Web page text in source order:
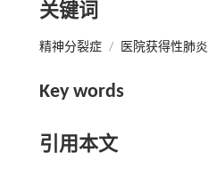
关键词
精神分裂症 / 医院获得性肺炎
Key words
引用本文